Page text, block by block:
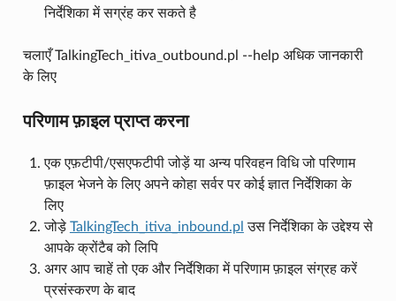
निर्देशिका में सग्रंह कर सकते है
चलाएँ TalkingTech_itiva_outbound.pl --help अधिक जानकारी
के लिए
परिणाम फ़ाइल प्राप्त करना
एक एफ़टीपी/एसएफटीपी जोड़ें या अन्य परिवहन विधि जो परिणाम
फ़ाइल भेजने के लिए अपने कोहा सर्वर पर कोई ज्ञात निर्देशिका के
लिए
जोड़े TalkingTech_itiva_inbound.pl उस निर्देशिका के उद्देश्य से
आपके क्रोंटैब को लिपि
अगर आप चाहें तो एक और निर्देशिका में परिणाम फ़ाइल संग्रह करें
प्रसंस्करण के बाद